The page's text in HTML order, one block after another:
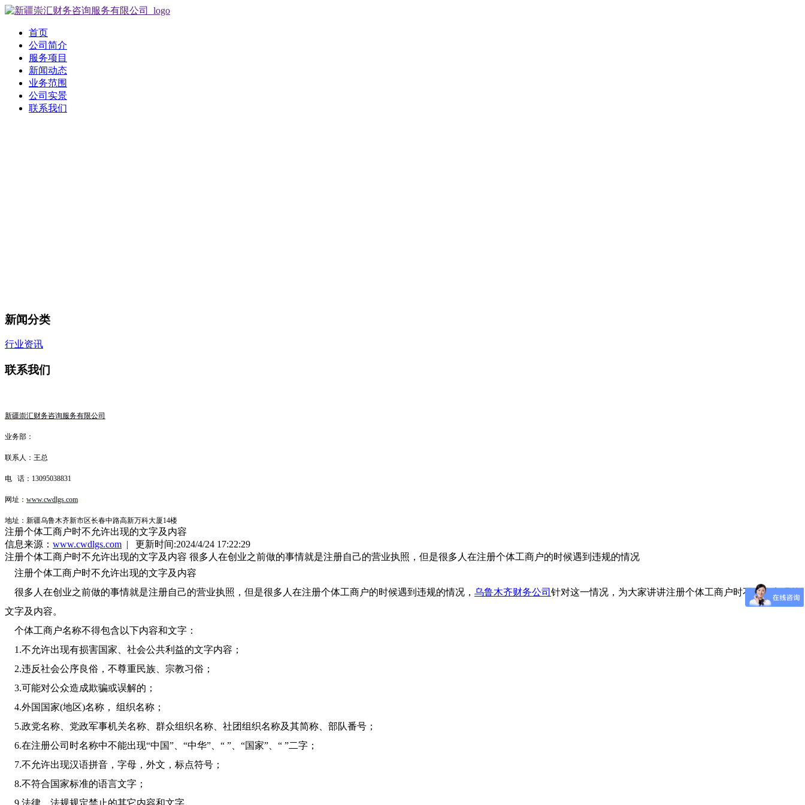
首页
公司简介
服务项目
新闻动态
业务范围
公司实景
联系我们
新闻分类
行业资讯
联系我们
新疆崇汇财务咨询服务有限公司
业务部：
联系人：王总
电 话：13095038831
网址： www.cwdlgs.com
地址：新疆乌鲁木齐新市区长春中路高新万科大厦14楼
注册个体工商户时不允许出现的文字及内容
信息来源： www.cwdlgs.com | 更新时间:2024/4/24 17:22:29
注册个体工商户时不允许出现的文字及内容 很多人在创业之前做的事情就是注册自己的营业执照，但是很多人在注册个体工商户的时候遇到违规的情况
注册个体工商户时不允许出现的文字及内容
很多人在创业之前做的事情就是注册自己的营业执照，但是很多人在注册个体工商户的时候遇到违规的情况， 乌鲁木齐财务公司 针对这一情况，为大家讲讲注册个体工商户时不允许出现的
文字及内容。
个体工商户名称不得包含以下内容和文字：
1.不允许出现有损害国家、社会公共利益的文字内容；
2.违反社会公序良俗，不尊重民族、宗教习俗；
3.可能对公众造成欺骗或误解的；
4.外国国家(地区)名称， 组织名称；
5.政党名称、党政军事机关名称、群众组织名称、社团组织名称及其简称、部队番号；
6.在注册公司时名称中不能出现“中国”、“中华”、“ ”、“国家”、“ ”二字；
7.不允许出现汉语拼音，字母，外文，标点符号；
8.不符合国家标准的语言文字；
9.法律、法规规定禁止的其它内容和文字。